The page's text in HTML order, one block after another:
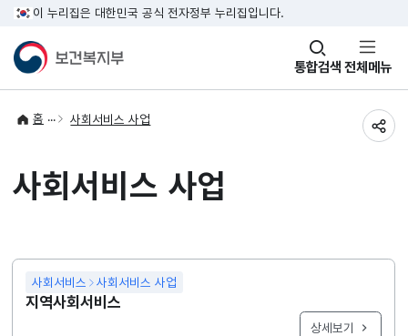
이 누리집은 대한민국 공식 전자정부 누리집입니다.
통합검색
창
열기 전체메뉴
홈 사회서비스 사업
사회서비스 사업
사회서비스 사회서비스 사업
지역사회서비스
상세보기